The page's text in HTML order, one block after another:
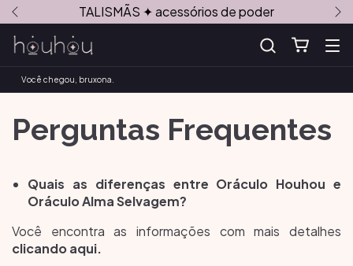
TALISMÃS ✦ acessórios de poder
Você chegou, bruxona.
Perguntas Frequentes
Quais as diferenças entre Oráculo Houhou e
Oráculo Alma Selvagem?
Você encontra as informações com mais detalhes
clicando aqui.